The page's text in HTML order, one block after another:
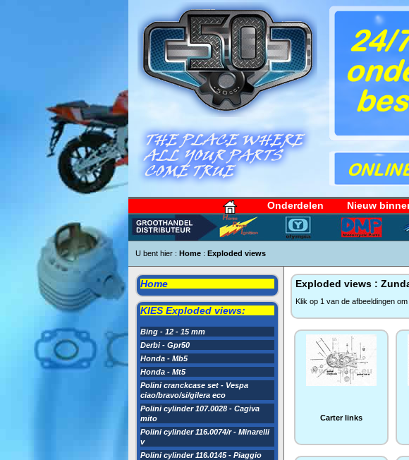
Onderdelen Nieuw
U bent hier : Home : Exploded views
Home
KIES Exploded views:
Bing - 12 - 15 mm
Derbi - Gpr50
Honda - Mb5
Honda - Mt5
Polini cranckcase set - Vespa
ciao/bravo/si/gilera eco
Polini cylinder 107.0028 - Cagiva
mito
Polini cylinder 116.0074/r - Minarelli
v
Polini cylinder 116.0145 - Piaggio
Exploded views :
Klik op 1 van de afbeeldingen
Carter links